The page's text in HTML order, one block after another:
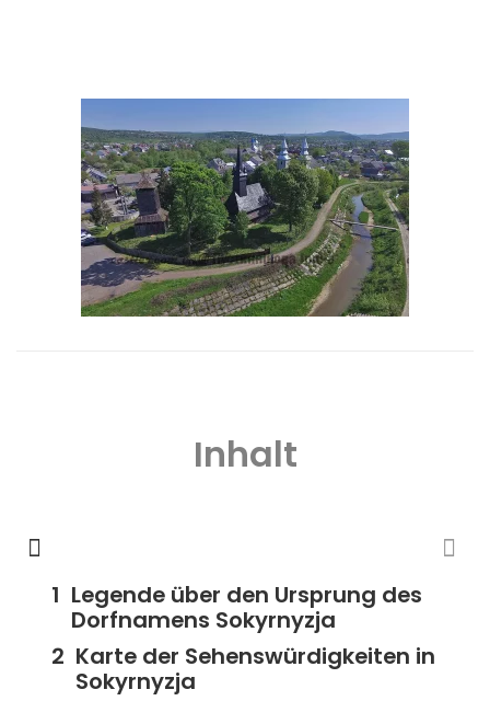
Inhalt
Legende über den Ursprung des
Dorfnamens Sokyrnyzja
Karte der Sehenswürdigkeiten in
Sokyrnyzja